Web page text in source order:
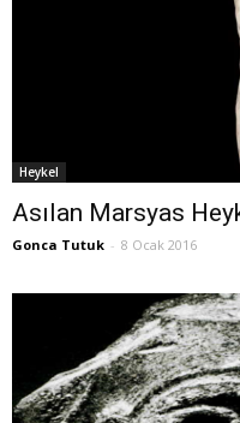
Heykel
Asılan Marsyas
Gonca Tutuk - 8 Ocak 2016